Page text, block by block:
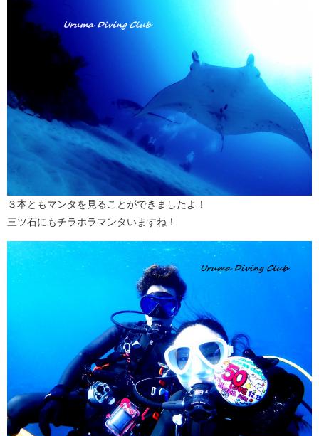
３本ともマンタを見ることができましたよ！
三ツ石にもチラホラマンタいますね！